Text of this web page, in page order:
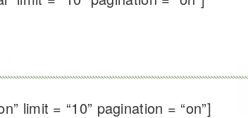
limit = “10” pagination = “on”]